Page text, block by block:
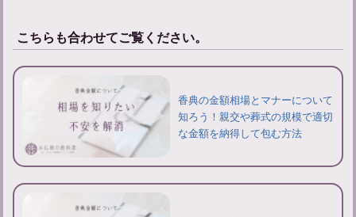
こちらも合わせてご覧ください。
香典の金額相場とマナーについて
知ろう！親交や葬式の規模で適切
な金額を納得して包む方法